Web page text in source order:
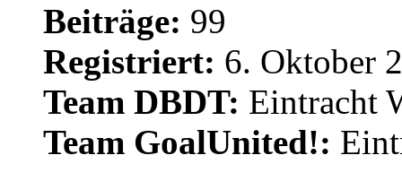
Beiträge: 99
Registriert: 6. Oktober
Team DBDT: Eintracht
Team GoalUnited!: